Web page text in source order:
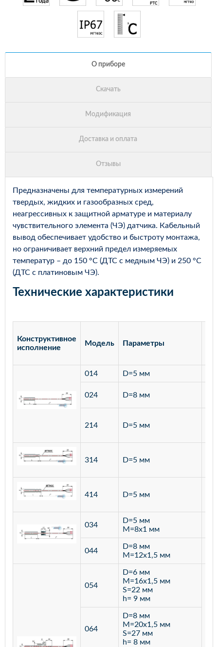
Предназначены для температурных измерений
твердых, жидких и газообразных сред,
неагрессивных к защитной арматуре и материалу
чувствительного элемента (ЧЭ) датчика. Кабельный
вывод обеспечивает удобство и быстроту монтажа,
но ограничивает верхний предел измеряемых
температур – до 150 °С (ДТС с медным ЧЭ) и 250 °С
(ДТС с платиновым ЧЭ).
Технические характеристики
Конструктивное
исполнение
Модель Параметры
014 D=5 мм
024 D=8 мм
214 D=5 мм
314 D=5 мм
414 D=5 мм
034
D=5 мм
M=8х1 мм
044
D=8 мм
M=12х1,5 мм
054
D=6 мм
M=16х1,5 мм
S=22 мм
h= 9 мм
064
D=8 мм
M=20х1,5 мм
S=27 мм
h= 8 мм